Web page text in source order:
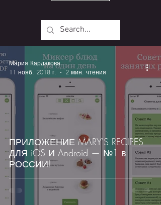
ПРИЛОЖЕНИЕ MARY'S RECIPES
ДЛЯ iOS И Android — №1 в
РОССИИ!
Мария Кардакова
11 нояб. 2018 г.
2 мин. чтения